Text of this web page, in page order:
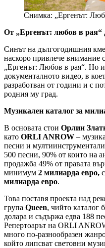
Снимка: „Ергенът:
От „Ергенът: любов в рая“
Синът на дългогодишния
наскоро привлече внимание
„Ергенът: Любов в рая“. Но
документалното видео, в
разработван от години и с
родния му град.
Музикален каталог за
В основата стои Орлин
като ORLI ANROW –
песни и
500 песни, 90% от които на
продажба 49% от правата
минимум 2 милиарда евро,
милиарда евро.
Това поставя проекта над
група Queen, чийто каталог
долара и съдържа едва 188
Репертоарът на ORLI
много по-разнообразен
който липсват световни